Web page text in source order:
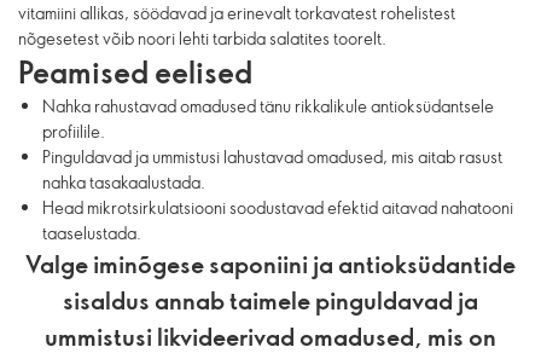
vitamiini allikas, söödavad ja erinevalt torkavatest rohelistest
nõgesetest võib noori lehti tarbida salatites toorelt.
Peamised eelised
Nahka rahustavad omadused tänu rikkalikule antioksüdantsele
profiilile.
Pinguldavad ja ummistusi lahustavad omadused, mis aitab rasust
nahka tasakaalustada.
Head mikrotsirkulatsiooni soodustavad efektid aitavad nahatooni
taaselustada.
Valge iminõgese saponiini ja antioksüdantide
sisaldus annab taimele pinguldavad ja
ummistusi likvideerivad omadused, mis on